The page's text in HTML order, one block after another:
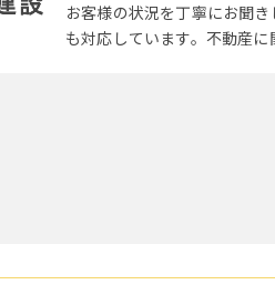
お客様の状況を丁寧にお聞
も対応しています。不動産に